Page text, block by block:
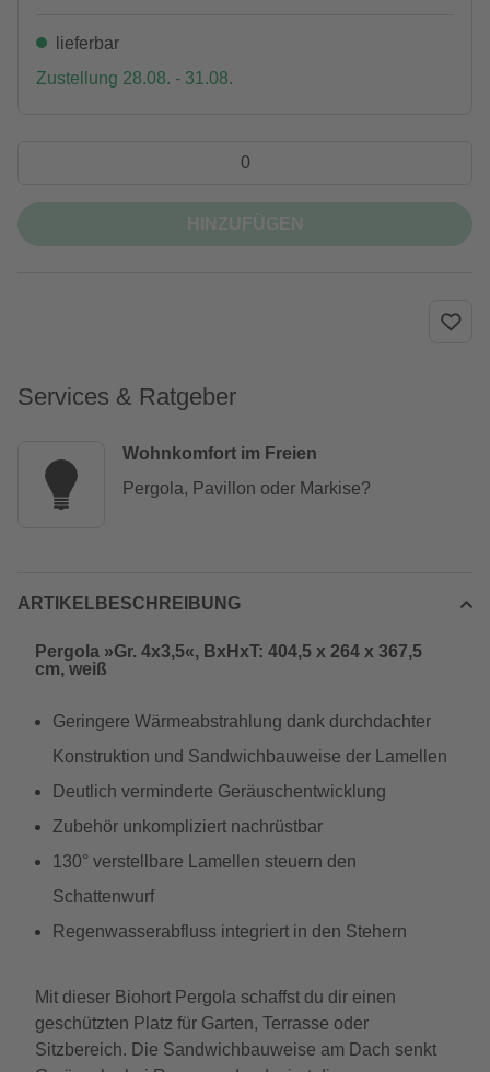
lieferbar
Zustellung 28.08. - 31.08.
Services & Ratgeber
Wohnkomfort im Freien
Pergola, Pavillon oder Markise?
ARTIKELBESCHREIBUNG
Pergola »Gr. 4x3,5«, BxHxT: 404,5 x 264 x 367,5
cm, weiß
Geringere Wärmeabstrahlung dank durchdachter
Konstruktion und Sandwichbauweise der Lamellen
Deutlich verminderte Geräuschentwicklung
Zubehör unkompliziert nachrüstbar
130° verstellbare Lamellen steuern den
Schattenwurf
Regenwasserabfluss integriert in den Stehern
Mit dieser Biohort Pergola schaffst du dir einen
geschützten Platz für Garten, Terrasse oder
Sitzbereich. Die Sandwichbauweise am Dach senkt